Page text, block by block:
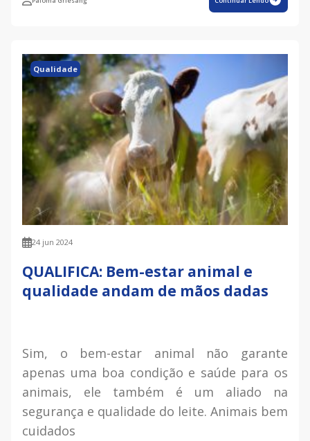
Qualidade
24 jun 2024
QUALIFICA: Bem-estar animal e
qualidade andam de mãos dadas
Sim, o bem-estar animal não garante
apenas uma boa condição e saúde para os
animais, ele também é um aliado na
segurança e qualidade do leite. Animais bem
cuidados